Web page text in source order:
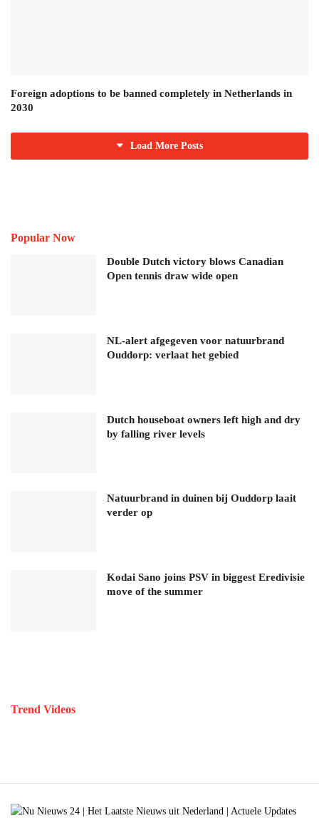
Foreign adoptions to be banned completely in Netherlands in
2030
Load More Posts
Popular Now
Double Dutch victory blows Canadian
Open tennis draw wide open
NL-alert afgegeven voor natuurbrand
Ouddorp: verlaat het gebied
Dutch houseboat owners left high and dry
by falling river levels
Natuurbrand in duinen bij Ouddorp laait
verder op
Kodai Sano joins PSV in biggest Eredivisie
move of the summer
Trend Videos